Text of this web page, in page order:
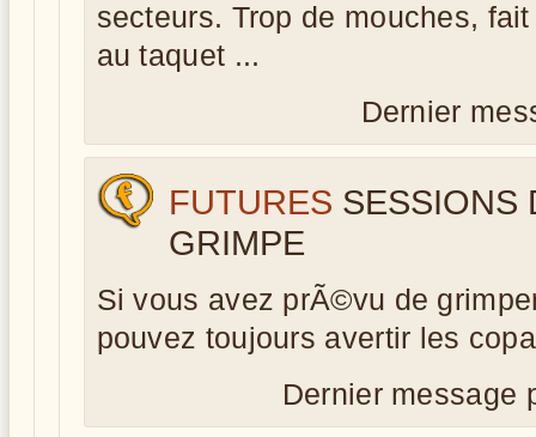
secteurs. Trop de mouches,
au taquet ...
Dernier
FUTURES SESSIONS
GRIMPE
Si vous avez prÃ©vu de
pouvez toujours avertir les
Dernier message